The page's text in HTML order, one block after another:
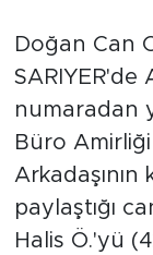
Doğan Can
numaradan
Büro
Arkadaşının
paylaştığı
Halis Ö.'yü